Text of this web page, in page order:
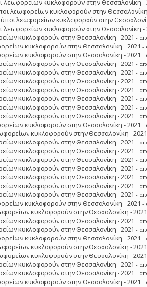
λεωφορείων κυκλοφορούν στην Θεσσαλονίκη -
λεωφορείων κυκλοφορούν στην
τύποι λεωφορείων κυκλοφορούν στην
λεωφορείων κυκλοφορούν στην Θεσσαλονίκη -
κυκλοφορούν στην Θεσσαλονίκη - 2021 -
κυκλοφορούν στην Θεσσαλονίκη - 2021 -
κυκλοφορούν στην Θεσσαλονίκη - 2021 -
κυκλοφορούν στην Θεσσαλονίκη - 2021 -
κυκλοφορούν στην Θεσσαλονίκη - 2021 -
κυκλοφορούν στην Θεσσαλονίκη - 2021 -
κυκλοφορούν στην Θεσσαλονίκη - 2021 -
κυκλοφορούν στην Θεσσαλονίκη - 2021 -
κυκλοφορούν στην Θεσσαλονίκη - 2021 -
κυκλοφορούν στην Θεσσαλονίκη - 2021 -
κυκλοφορούν στην Θεσσαλονίκη - 2021 -
κυκλοφορούν στην Θεσσαλονίκη - 2021
κυκλοφορούν στην Θεσσαλονίκη - 2021 -
κυκλοφορούν στην Θεσσαλονίκη - 2021 -
κυκλοφορούν στην Θεσσαλονίκη - 2021 -
κυκλοφορούν στην Θεσσαλονίκη - 2021 -
κυκλοφορούν στην Θεσσαλονίκη - 2021 -
κυκλοφορούν στην Θεσσαλονίκη - 2021 -
κυκλοφορούν στην Θεσσαλονίκη - 2021 -
κυκλοφορούν στην Θεσσαλονίκη - 2021 -
κυκλοφορούν στην Θεσσαλονίκη - 2021
κυκλοφορούν στην Θεσσαλονίκη - 2021 -
κυκλοφορούν στην Θεσσαλονίκη - 2021 -
κυκλοφορούν στην Θεσσαλονίκη - 2021 -
κυκλοφορούν στην Θεσσαλονίκη - 2021
κυκλοφορούν στην Θεσσαλονίκη - 2021
κυκλοφορούν στην Θεσσαλονίκη - 2021 -
κυκλοφορούν στην Θεσσαλονίκη - 2021 -
κυκλοφορούν στην Θεσσαλονίκη - 2021 -